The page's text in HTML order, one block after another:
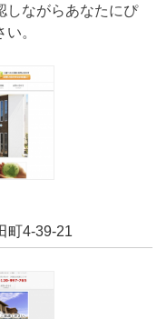
しながらあなたにぴ
。
町4-39-21